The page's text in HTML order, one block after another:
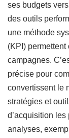
ses budgets
des outils
une méthode
(KPI)
campagnes.
précise pour
convertissent le
stratégies et
d’acquisition
analyses,